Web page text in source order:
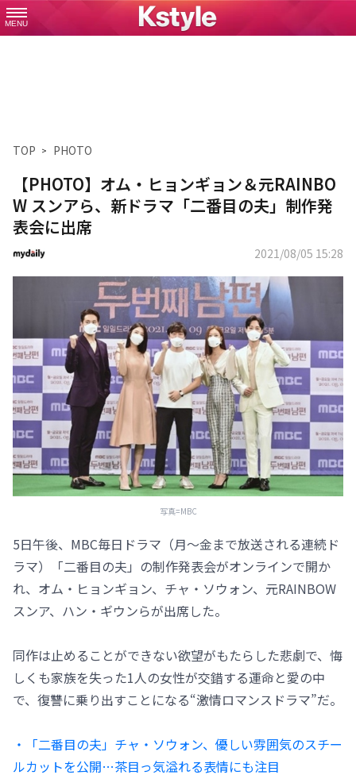
MENU
TOP PHOTO
【PHOTO】オム・ヒョンギョン＆元RAINBO
W スンアら、新ドラマ「二番目の夫」制作発
表会に出席
2021/08/05 15:28
写真=MBC
5日午後、MBC毎日ドラマ（月～金まで放送される連続ド
ラマ）「二番目の夫」の制作発表会がオンラインで開か
れ、オム・ヒョンギョン、チャ・ソウォン、元RAINBOW
スンア、ハン・ギウンらが出席した。
同作は止めることができない欲望がもたらした悲劇で、悔
しくも家族を失った1人の女性が交錯する運命と愛の中
で、復讐に乗り出すことになる“激情ロマンスドラマ”だ。
・「二番目の夫」チャ・ソウォン、優しい雰囲気のスチー
ルカットを公開…茶目っ気溢れる表情にも注目